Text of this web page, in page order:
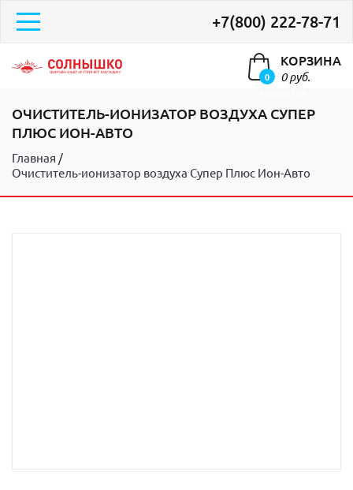
+7(800) 222-78-71
0
КОРЗИНА
0 руб.
ОЧИСТИТЕЛЬ-ИОНИЗАТОР ВОЗДУХА СУПЕР
ПЛЮС ИОН-АВТО
Главная
Очиститель-ионизатор воздуха Супер Плюс Ион-Авто